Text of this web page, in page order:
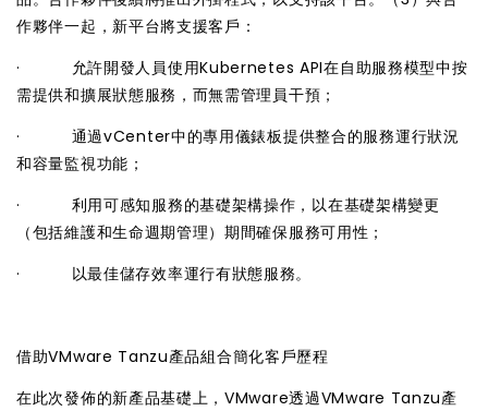
作夥伴一起，新平台將支援客戶：
· 允許開發人員使用Kubernetes API在自助服務模型中按
需提供和擴展狀態服務，而無需管理員干預；
· 通過vCenter中的專用儀錶板提供整合的服務運行狀況
和容量監視功能；
· 利用可感知服務的基礎架構操作，以在基礎架構變更
（包括維護和生命週期管理）期間確保服務可用性；
· 以最佳儲存效率運行有狀態服務。
借助VMware Tanzu產品組合簡化客戶歷程
在此次發佈的新產品基礎上，VMware透過VMware Tanzu產